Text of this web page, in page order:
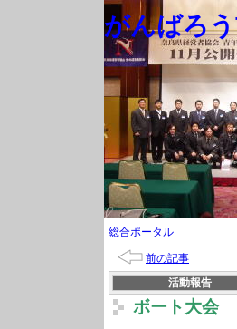
がんばろ
総合ポータル
前の記事
活動報告
ボート大会